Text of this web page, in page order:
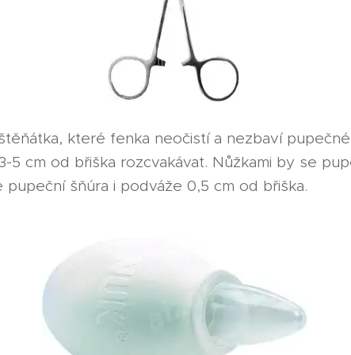
které fenka neočistí a nezbaví
5 cm od břiška rozcvakávat. Nůžkami by se
pupeční šňúra i podváže 0,5 cm od břiška.